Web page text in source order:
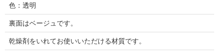
色：透明
裏面はベージュです。
乾燥剤をいれてお使いいただける材質です。